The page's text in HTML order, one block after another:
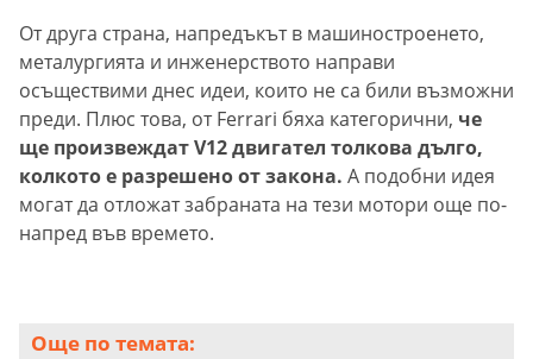
От друга страна, напредъкът в машиностроенето,
металургията и инженерството направи
осъществими днес идеи, които не са били възможни
преди. Плюс това, от Ferrari бяха категорични, че
ще произвеждат V12 двигател толкова дълго,
колкото е разрешено от закона. А подобни идея
могат да отложат забраната на тези мотори още по-
напред във времето.
Още по темата: